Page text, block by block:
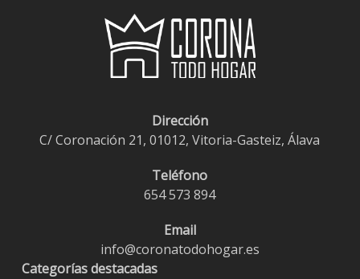
Dirección
C/ Coronación 21, 01012, Vitoria-Gasteiz, Álava
Teléfono
654 573 894
Email
info@coronatodohogar.es
Categorías destacadas